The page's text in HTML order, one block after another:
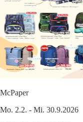
McPaper
Mo. 2.2. - Mi. 30.9.2026